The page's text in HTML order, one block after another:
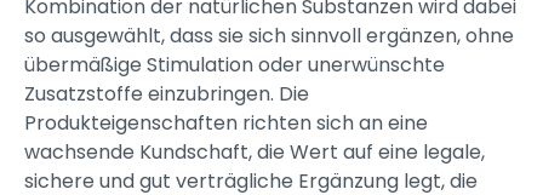
Kombination der natürlichen Substanzen wird dabei
so ausgewählt, dass sie sich sinnvoll ergänzen, ohne
übermäßige Stimulation oder unerwünschte
Zusatzstoffe einzubringen. Die
Produkteigenschaften richten sich an eine
wachsende Kundschaft, die Wert auf eine legale,
sichere und gut verträgliche Ergänzung legt, die